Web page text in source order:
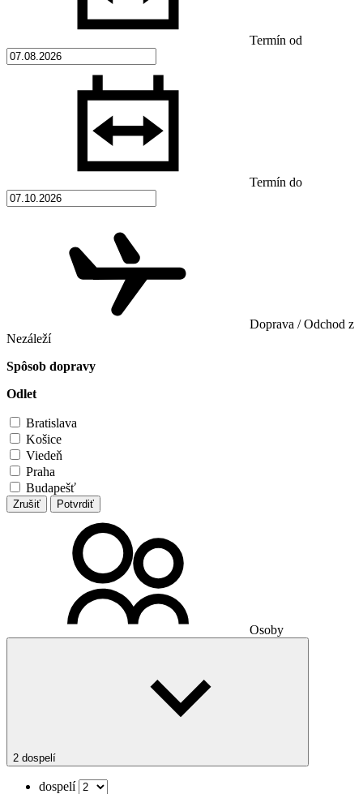
Termín od
Termín do
Doprava / Odchod z
Nezáleží
Spôsob dopravy
Odlet
Bratislava
Košice
Viedeň
Praha
Budapešť
Zrušiť Potvrdiť
Osoby
2 dospelí
dospelí